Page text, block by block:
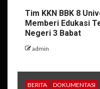
Tim KKN BBK 8
Memberi Edukasi
Negeri 3 Babat
admin
BERITA DOKUMENTASI